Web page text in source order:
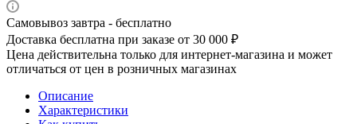
Самовывоз завтра - бесплатно
Доставка бесплатна при заказе от 30 000 ₽
Цена действительна только для интернет-магазина и может
отличаться от цен в розничных магазинах
Описание
Характеристики